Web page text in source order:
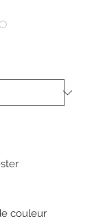
couleur